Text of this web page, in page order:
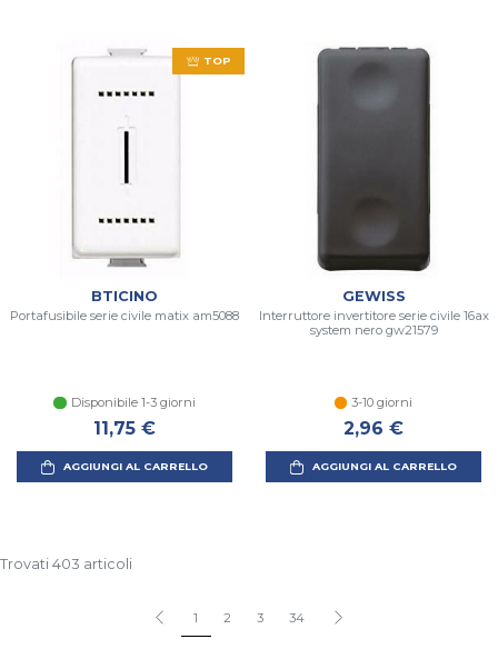
TOP
BTICINO
Portafusibile serie civile matix am5088
Disponibile 1-3 giorni
11,75 €
AGGIUNGI AL CARRELLO
GEWISS
Interruttore invertitore serie civile 16ax
system nero gw21579
3-10 giorni
2,96 €
AGGIUNGI AL CARRELLO
Trovati 403 articoli
1 2 3 34